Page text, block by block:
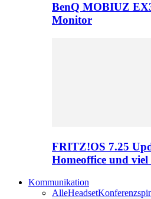
BenQ MOBIUZ
Monitor
FRITZ!OS 7.25
Homeoffice und
Kommunikation
AlleHeadset